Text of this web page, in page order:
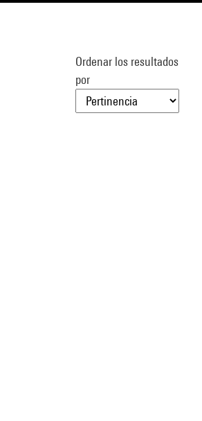
Ordenar los resultados
por